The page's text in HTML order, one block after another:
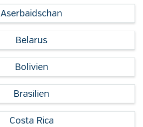
Aserbaidschan
Belarus
Bolivien
Brasilien
Costa Rica